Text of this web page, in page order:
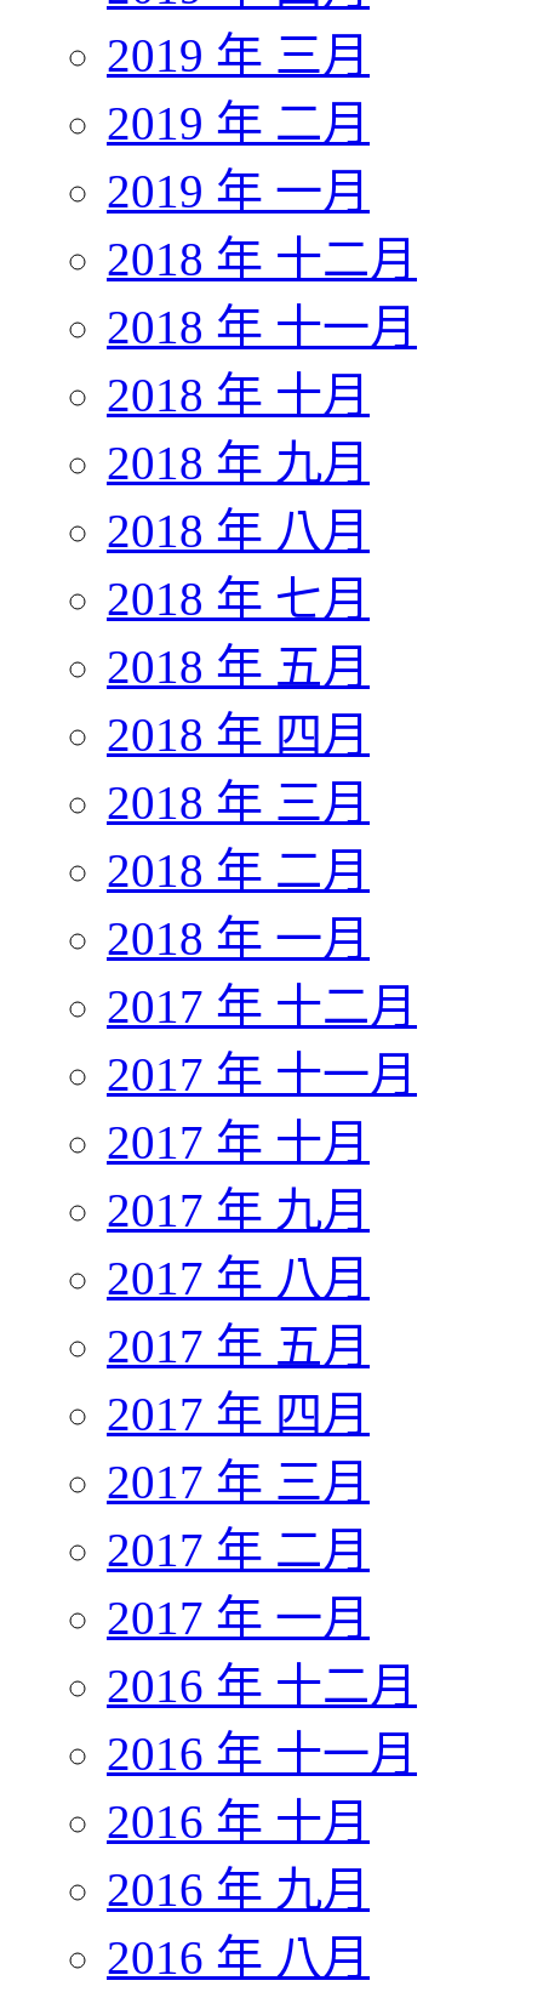
2019 年 三月
2019 年 二月
2019 年 一月
2018 年 十二月
2018 年 十一月
2018 年 十月
2018 年 九月
2018 年 八月
2018 年 七月
2018 年 五月
2018 年 四月
2018 年 三月
2018 年 二月
2018 年 一月
2017 年 十二月
2017 年 十一月
2017 年 十月
2017 年 九月
2017 年 八月
2017 年 五月
2017 年 四月
2017 年 三月
2017 年 二月
2017 年 一月
2016 年 十二月
2016 年 十一月
2016 年 十月
2016 年 九月
2016 年 八月